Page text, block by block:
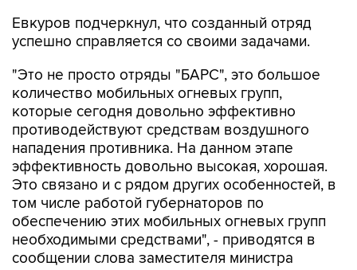
Евкуров подчеркнул, что созданный отряд
успешно справляется со своими задачами.
"Это не просто отряды "БАРС", это большое
количество мобильных огневых групп,
которые сегодня довольно эффективно
противодействуют средствам воздушного
нападения противника. На данном этапе
эффективность довольно высокая, хорошая.
Это связано и с рядом других особенностей, в
том числе работой губернаторов по
обеспечению этих мобильных огневых групп
необходимыми средствами", - приводятся в
сообщении слова заместителя министра